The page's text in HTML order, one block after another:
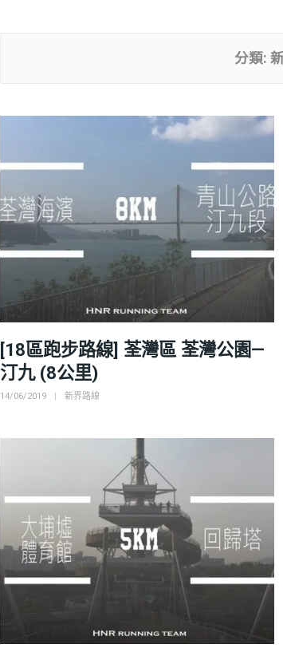
分類:
[18區跑步路線] 荃灣區 荃灣公園—
汀九 (8公里)
Posted
14/06/2019 Categories
新界路線